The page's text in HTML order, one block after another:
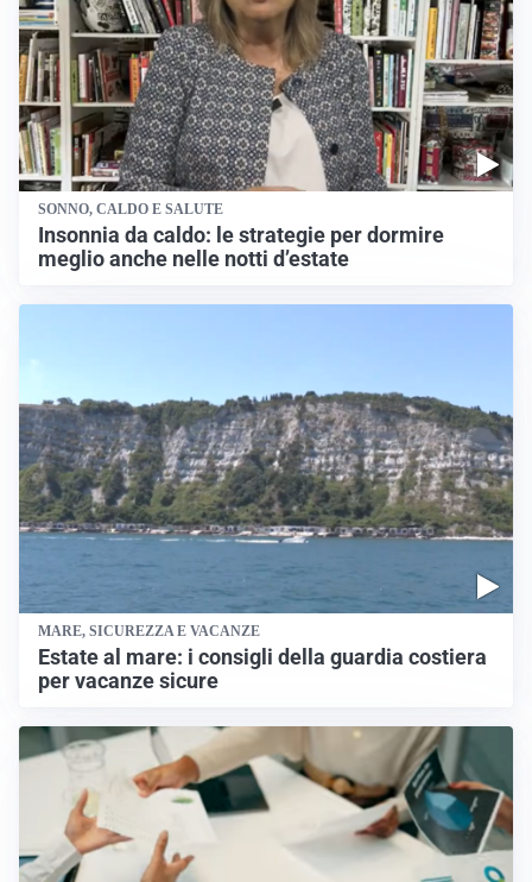
SONNO, CALDO E SALUTE
Insonnia da caldo: le strategie per dormire
meglio anche nelle notti d’estate
MARE, SICUREZZA E VACANZE
Estate al mare: i consigli della guardia costiera
per vacanze sicure